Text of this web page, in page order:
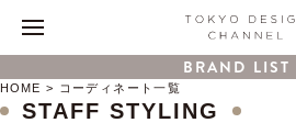
BRAND LIST
HOME コーディネート一覧
STAFF STYLING